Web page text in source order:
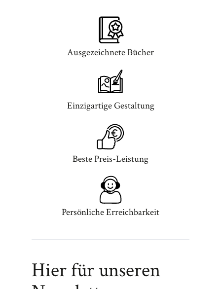
Ausgezeichnete Bücher
Einzigartige Gestaltung
Beste Preis-Leistung
Persönliche Erreichbarkeit
Hier für unseren